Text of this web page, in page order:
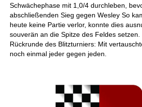
Schwächephase mit 1,0/4 durchleben,
abschließenden Sieg gegen Wesley So
heute keine Partie verlor, konnte dies
souverän an die Spitze des Feldes
Rückrunde des Blitzturniers: Mit
noch einmal jeder gegen jeden.